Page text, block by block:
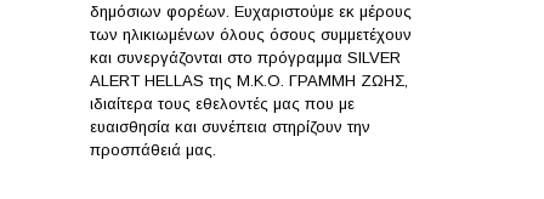
δημόσιων φορέων. Ευχαριστούμε εκ μέρους
των ηλικιωμένων όλους όσους συμμετέχουν
και συνεργάζονται στο πρόγραμμα SILVER
ALERT HELLAS της Μ.Κ.Ο. ΓΡΑΜΜΗ ΖΩΗΣ,
ιδιαίτερα τους εθελοντές μας που με
ευαισθησία και συνέπεια στηρίζουν την
προσπάθειά μας.